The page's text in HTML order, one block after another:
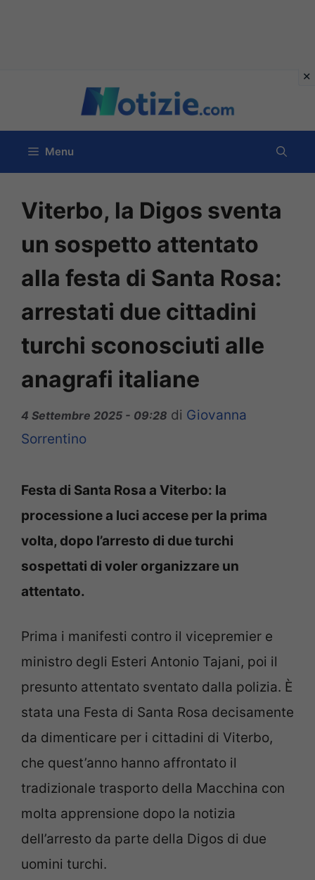
contenuto
Menu
Viterbo, la Digos sventa
un sospetto attentato
alla festa di Santa Rosa:
arrestati due cittadini
turchi sconosciuti alle
anagrafi italiane
4 Settembre 2025 - 09:28 di Giovanna
Sorrentino
Festa di Santa Rosa a Viterbo: la
processione a luci accese per la prima
volta, dopo l’arresto di due turchi
sospettati di voler organizzare un
attentato.
Prima i manifesti contro il vicepremier e
ministro degli Esteri Antonio Tajani, poi il
presunto attentato sventato dalla polizia. È
stata una Festa di Santa Rosa decisamente
da dimenticare per i cittadini di Viterbo,
che quest’anno hanno affrontato il
tradizionale trasporto della Macchina con
molta apprensione dopo la notizia
dell’arresto da parte della Digos di due
uomini turchi.